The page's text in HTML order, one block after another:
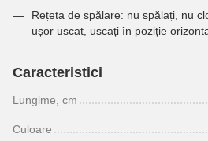
Rețeta de spălare: nu spălați, nu
ușor uscat, uscați în poziție
Caracteristici
Lungime, cm
Culoare